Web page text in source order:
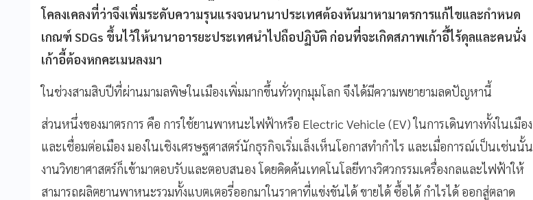
โคลงเคลงที่ว่าจึงเพิ่มระดับความรุนแรงจนนานาประเทศต้องหันมาหามาตรการแก้ไขและกำหนด
เกณฑ์ SDGs ขึ้นไว้ให้นานาอารยะประเทศนำไปถือปฏิบัติ ก่อนที่จะเกิดสภาพเก้าอี้ไร้ดุลและคนนั่ง
เก้าอี้ต้องหกคะเมนลงมา
ในช่วงสามสิบปีที่ผ่านมามลพิษในเมืองเพิ่มมากขึ้นทั่วทุกมุมโลก จึงได้มีความพยายามลดปัญหานี้
ส่วนหนึ่งของมาตรการ คือ การใช้ยานพาหนะไฟฟ้าหรือ Electric Vehicle (EV) ในการเดินทางทั้งในเมือง
และเชื่อมต่อเมือง มองในเชิงเศรษฐศาสตร์นักธุรกิจเริ่มเล็งเห็นโอกาสทำกำไร และเมื่อการณ์เป็นเช่นนั้น
งานวิทยาศาสตร์ก็เข้ามาตอบรับและตอบสนอง โดยคิดค้นเทคโนโลยีทางวิศวกรรมเครื่องกลและไฟฟ้าให้
สามารถผลิตยานพาหนะรวมทั้งแบตเตอรี่ออกมาในราคาที่แข่งขันได้ ขายได้ ซื้อได้ กำไรได้ ออกสู่ตลาด